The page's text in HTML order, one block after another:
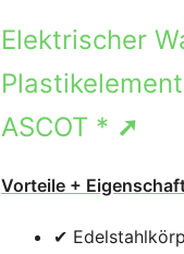
Elektrischer
ASCOT * ➚
Vorteile +
✔